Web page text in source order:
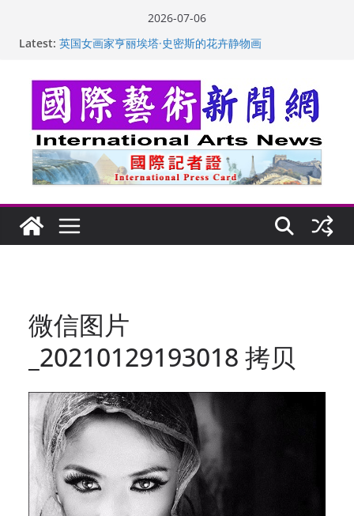
2026-07-06
Latest: 英国女画家亨丽埃塔·史密斯的花卉静物画
玛丽安娜·卡拉切娃的绘画：幽默和难以言喻的快乐
苏方 ：“字”得其乐
“梵心”归处：一场展览 连着攀枝花的千里乡愁
微信图片
_20210129193018 拷贝